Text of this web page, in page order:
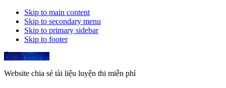
Skip to main content
Skip to secondary menu
Skip to primary sidebar
Skip to footer
Ôn thi ĐGNL
Website chia sẻ tài liệu luyện thi miễn phí